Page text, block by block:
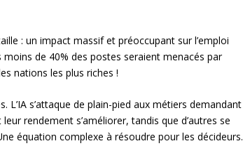
: un impact massif et préoccupant sur l’emploi
de 40% des postes seraient menacés par
nations les plus riches !
s’attaque de plain-pied aux métiers demandant
rendement s’améliorer, tandis que d’autres se
équation complexe à résoudre pour les décideurs.